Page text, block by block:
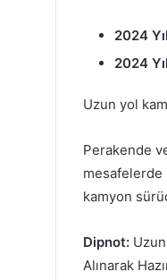
2024
2024
Uzun yol
Perakende
mesafelerde
kamyon
Dipnot:
Alınarak